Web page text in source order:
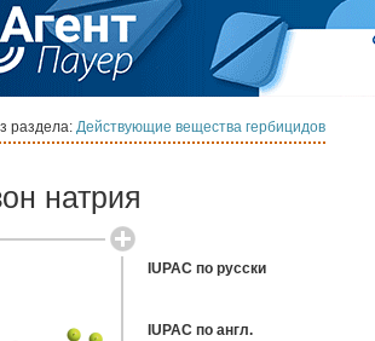
раздела: Действующие вещества гербицидов
натрия
IUPAC по русски
IUPAC по англ.